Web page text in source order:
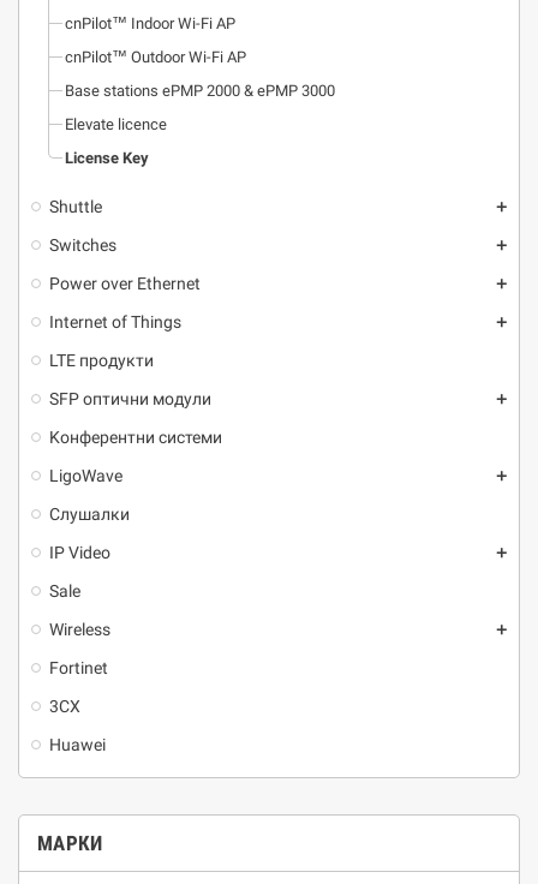
cnPilot™ Indoor Wi-Fi AP
cnPilot™ Outdoor Wi-Fi AP
Base stations ePMP 2000 & ePMP 3000
Elevate licence
License Key
Shuttle add
Switches add
Power over Ethernet add
Internet of Things add
LTE продукти
SFP оптични модули
add
Kонферентни системи
LigoWave
add
Слушалки
IP Video
add
Sale
Wireless
add
Fortinet
3CX
Huawei
МАРКИ